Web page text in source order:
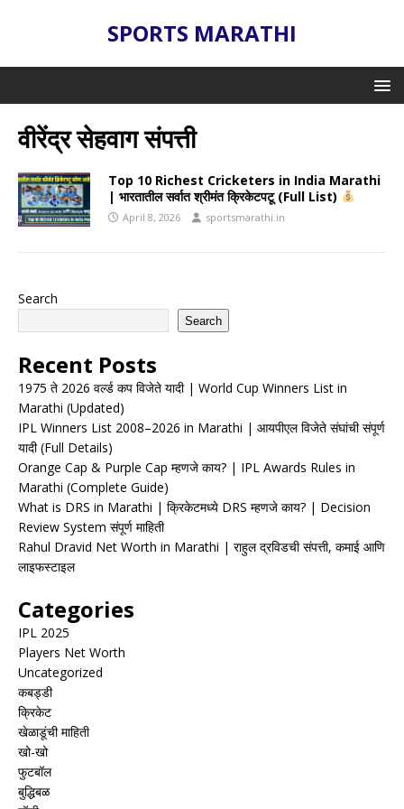
SPORTS MARATHI
वीरेंद्र सेहवाग संपत्ती
Top 10 Richest Cricketers in India Marathi
| भारतातील सर्वात श्रीमंत क्रिकेटपटू (Full List)
April 8, 2026 sportsmarathi.in
Search
Search
Recent Posts
1975 ते 2026 वर्ल्ड कप विजेते यादी | World Cup Winners List in
Marathi (Updated)
IPL Winners List 2008–2026 in Marathi | आयपीएल विजेते संघांची संपूर्ण
यादी (Full Details)
Orange Cap & Purple Cap म्हणजे काय? | IPL Awards Rules in
Marathi (Complete Guide)
What is DRS in Marathi | क्रिकेटमध्ये DRS म्हणजे काय? | Decision
Review System संपूर्ण माहिती
Rahul Dravid Net Worth in Marathi | राहुल द्रविडची संपत्ती, कमाई आणि
लाइफस्टाइल
Categories
IPL 2025
Players Net Worth
Uncategorized
कबड्डी
क्रिकेट
खेळाडूंची माहिती
खो-खो
फुटबॉल
बुद्धिबळ